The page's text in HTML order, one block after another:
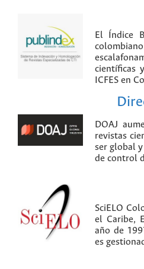
El Índice
científicas
ICFES en
DOAJ
revistas
ser global
de control
SciELO
el Caribe,
año de
es